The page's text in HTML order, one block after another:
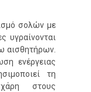
σολών με
υγραίνονται
αισθητήρων.
ενέργειας
τη
στους